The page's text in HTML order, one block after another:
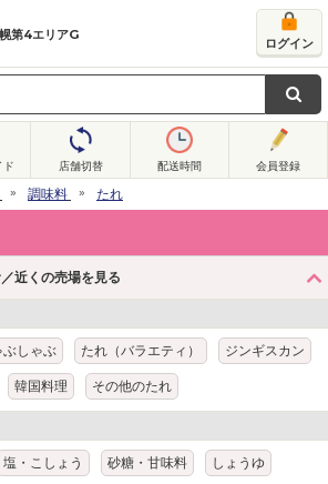
第4エリアG
ログイン
ド 店舗切替 配送時間 会員登録
調味料 たれ
近くの売場を見る
ぶしゃぶ たれ（バラエティ） ジンギスカン
韓国料理 その他のたれ
塩・こしょう 砂糖・甘味料 しょうゆ